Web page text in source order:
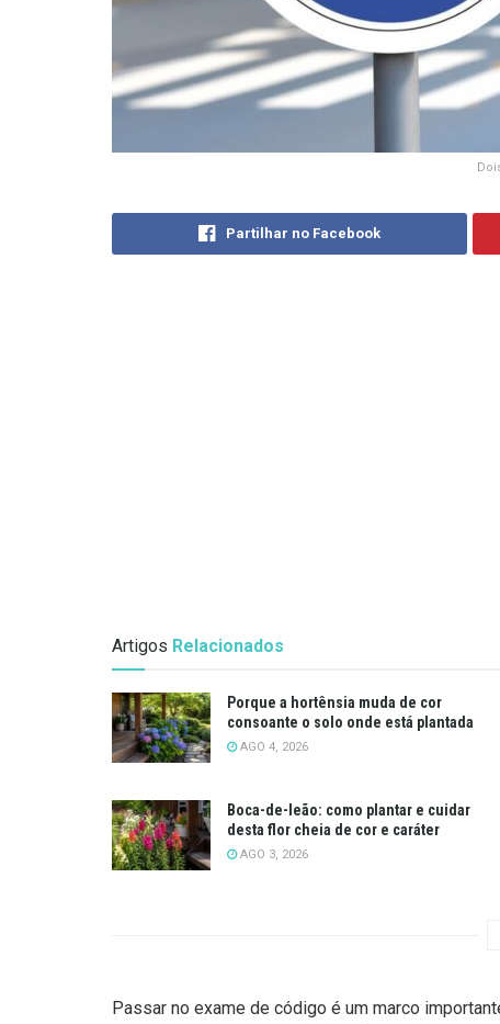
Partilhar no Facebook
Artigos Relacionados
Porque a hortênsia muda de cor
consoante o solo onde está plantada
AGO 4, 2026
Boca-de-leão: como plantar e cuidar
desta flor cheia de cor e caráter
AGO 3, 2026
Passar no exame de código é um marco